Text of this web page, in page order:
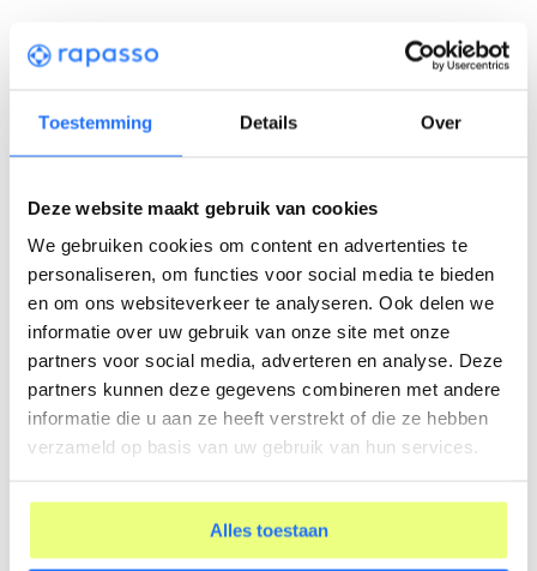
Toestemming Details Over
Deze website maakt gebruik van cookies
We gebruiken cookies om content en advertenties te
personaliseren, om functies voor social media te bieden
en om ons websiteverkeer te analyseren. Ook delen we
informatie over uw gebruik van onze site met onze
partners voor social media, adverteren en analyse. Deze
partners kunnen deze gegevens combineren met andere
informatie die u aan ze heeft verstrekt of die ze hebben
verzameld op basis van uw gebruik van hun services.
Alles toestaan
uitziet, is Microsoft. Met hun
Employee Thriving
focus en welzijn. Maar het verschil zit niet in de
Microsoft maakt deze factoren continu meetbaar
en koppelt ze direct aan performance, leiderschap
en teamontwikkeling. Inzichten blijven niet hangen in
dashboards, maar worden vertaald naar concrete
acties. Leidinggevenden zijn verantwoordelijk voor
opvolging en worden hier ook op beoordeeld.
Dit betekent dat teams continu bijsturen op
werkdruk, samenwerking en ontwikkeling. Data
maken en interventies in te zetten. Niet één keer per
jaar, maar doorlopend.